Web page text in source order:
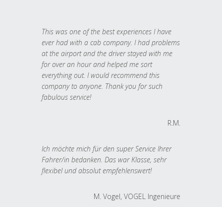
This was one of the best experiences I have
ever had with a cab company. I had problems
at the airport and the driver stayed with me
for over an hour and helped me sort
everything out. I would recommend this
company to anyone. Thank you for such
fabulous service!
R.M.
Ich möchte mich für den super Service Ihrer
Fahrer/in bedanken. Das war Klasse, sehr
flexibel und absolut empfehlenswert!
M. Vogel, VOGEL Ingenieure